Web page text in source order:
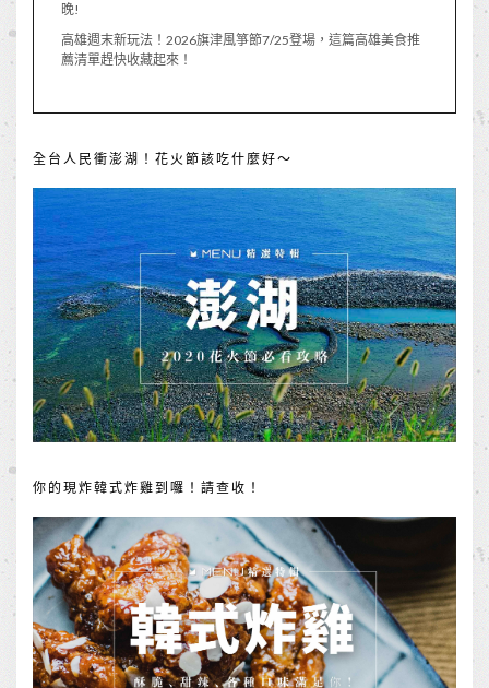
晚!
高雄週末新玩法！2026旗津風箏節7/25登場，這篇高雄美食推
薦清單趕快收藏起來！
全台人民衝澎湖！花火節該吃什麼好～
你的現炸韓式炸雞到囉！請查收！